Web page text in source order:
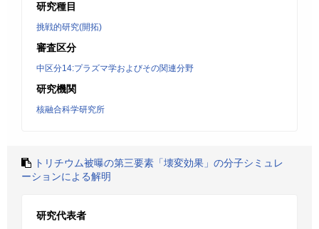
研究種目
挑戦的研究(開拓)
審査区分
中区分14:プラズマ学およびその関連分野
研究機関
核融合科学研究所
トリチウム被曝の第三要素「壊変効果」の分子シミュレ
ーションによる解明
研究代表者